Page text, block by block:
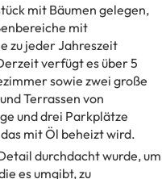
mit Bäumen gelegen,
mit
zu jeder Jahreszeit
verfügt es über 5
sowie zwei große
Terrassen von
und drei Parkplätze
mit Öl beheizt wird.
durchdacht wurde, um
es umgibt, zu